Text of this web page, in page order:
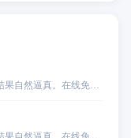
果自然逼真。在线免…